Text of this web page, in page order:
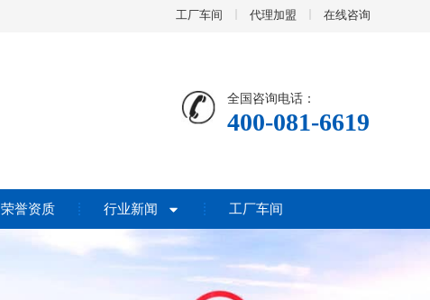
工厂车间 代理加盟 在线咨询
全国咨询电话：
400-081-6619
荣誉资质 行业新闻 工厂车间